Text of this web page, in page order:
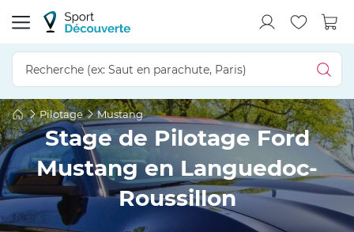
Pilotage Mustang
Stage de Pilotage Ford
Mustang en Languedoc-
Roussillon